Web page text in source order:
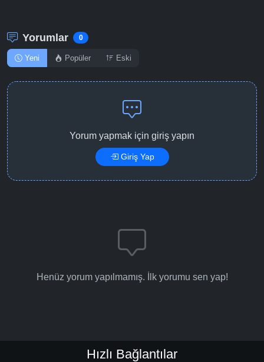
Yorumlar 0
Yeni Popüler Eski
Yorum yapmak için giriş yapın
Giriş Yap
Henüz yorum yapılmamış. İlk yorumu sen yap!
Hızlı Bağlantılar